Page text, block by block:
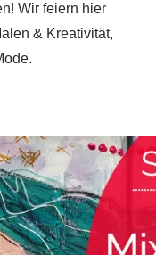
Wir feiern hier
& Kreativität,